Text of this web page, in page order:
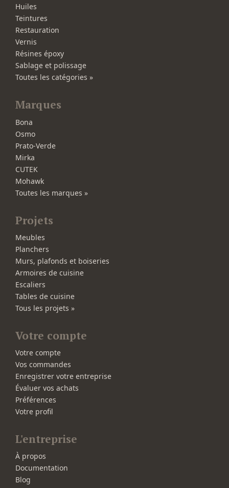
Huiles
Teintures
Restauration
Vernis
Résines époxy
Sablage et polissage
Toutes les catégories »
Marques
Bona
Osmo
Prato-Verde
Mirka
CUTEK
Mohawk
Toutes les marques »
Projets
Meubles
Planchers
Murs, plafonds et boiseries
Armoires de cuisine
Escaliers
Tables de cuisine
Tous les projets »
Votre compte
Votre compte
Vos commandes
Enregistrer votre entreprise
Évaluer vos achats
Préférences
Votre profil
L'entreprise
À propos
Documentation
Blog